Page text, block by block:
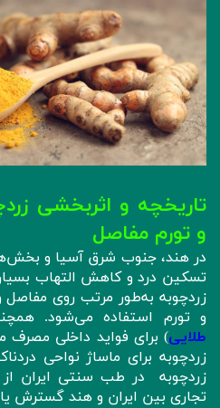
تاریخچه و اثربخشی
و تورم مفاصل
در هند، جنوب شرق آسیا و
تسکین درد و کاهش التهاب
زردچوبه به‌طور مرتب روی
و تورم استفاده می‌شود.
طلایی) برای فواید داخلی مصرف
زردچوبه برای ماساژ نواحی
زردچوبه در طب سنتی ایران از
تجاری بین ایران و هند گسترش